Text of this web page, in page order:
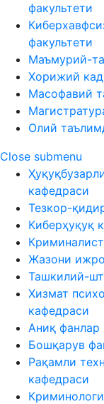
факультети
факультети
Маъмурий-
Хорижий
Масофавий
Олий
Close submenu
кафедраси
Тезкор-
Киберҳуқуқ
Жазони
Ташкилий-
Хизмат
кафедраси
Аниқ фанлар
Бошқарув
Рақамли
кафедраси